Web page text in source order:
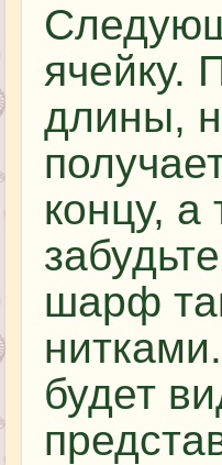
ячейку.
длины,
концу,
шарф
будет